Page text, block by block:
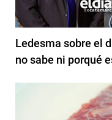
Ledesma sobre el
no sabe ni porqué